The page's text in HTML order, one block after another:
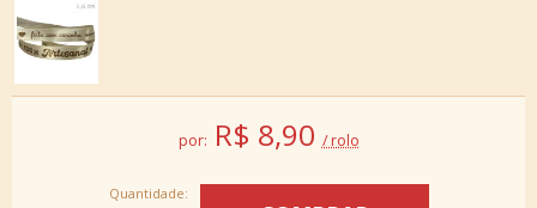
por: R$ 8,90 / rolo
Quantidade: